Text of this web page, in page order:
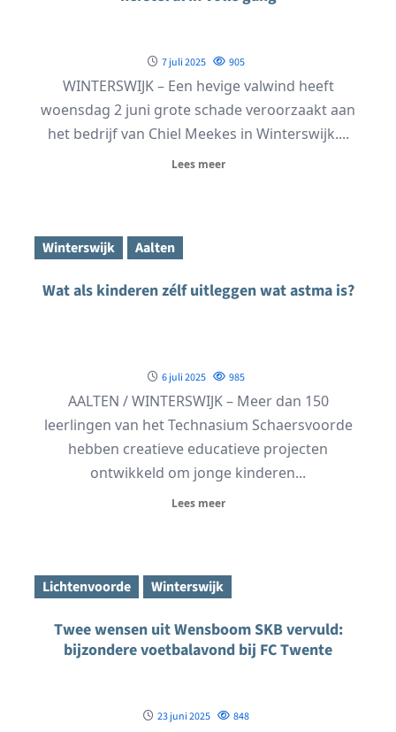
7 juli 2025 905
WINTERSWIJK – Een hevige valwind heeft
woensdag 2 juni grote schade veroorzaakt aan
het bedrijf van Chiel Meekes in Winterswijk....
Lees meer
Winterswijk Aalten
Wat als kinderen zélf uitleggen wat astma is?
6 juli 2025 985
AALTEN / WINTERSWIJK – Meer dan 150
leerlingen van het Technasium Schaersvoorde
hebben creatieve educatieve projecten
ontwikkeld om jonge kinderen...
Lees meer
Lichtenvoorde Winterswijk
Twee wensen uit Wensboom SKB vervuld:
bijzondere voetbalavond bij FC Twente
23 juni 2025 848